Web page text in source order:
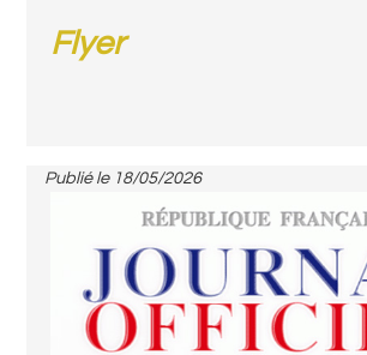
Flyer
Publié le 18/05/2026